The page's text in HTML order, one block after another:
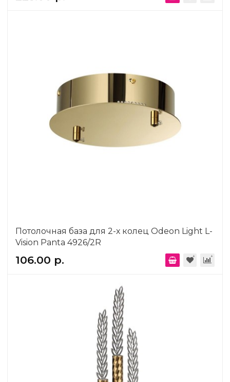
Потолочная база для 2-х колец Odeon Light L-
Vision Panta 4926/2R
106.00 р.